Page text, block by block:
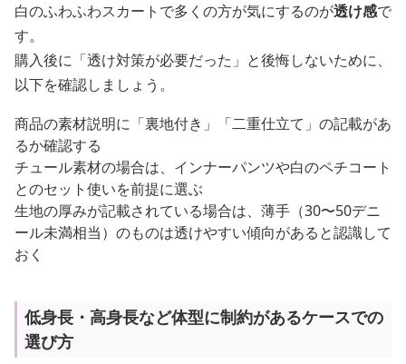
白のふわふわスカートで多くの方が気にするのが透け感で
す。
購入後に「透け対策が必要だった」と後悔しないために、
以下を確認しましょう。
商品の素材説明に「裏地付き」「二重仕立て」の記載があ
るか確認する
チュール素材の場合は、インナーパンツや白のペチコート
とのセット使いを前提に選ぶ
生地の厚みが記載されている場合は、薄手（30〜50デニ
ール未満相当）のものは透けやすい傾向があると認識して
おく
低身長・高身長など体型に制約があるケースでの
選び方